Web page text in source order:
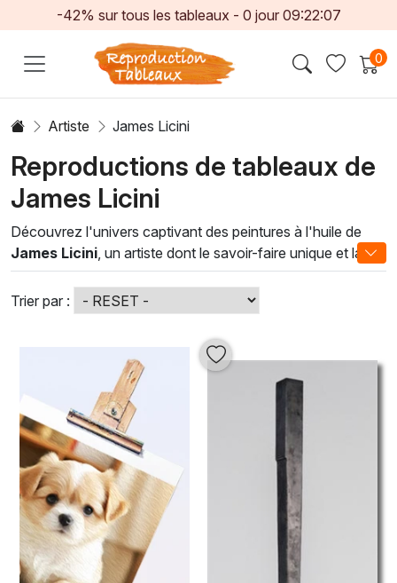
-42% sur tous les tableaux - 0 jour 09:22:07
0
Artiste James Licini
Reproductions de tableaux de
James Licini
Découvrez l'univers captivant des peintures à l'huile de
James Licini , un artiste dont le savoir-faire unique et la
passion pour la couleur s'expriment à travers des œuvres
profondément émouvantes. Chaque toile est le résultat
d'une technique maîtrisée, alliant les nuances riches et les
textures vives pour créer des compositions qui interpellent
et inspirent. Que ce soit par des paysages vibrants, des
portraits poignants ou des abstractions audacieuses, les
créations de Licini sont conçues pour toucher l'âme et
élever l'esprit.
Les œuvres deJames Licini
apportent une atmosphère
artistique exceptionnelle à tout espace, transformant un
mur nu en une galerie d'expression personnelle. Parfaites
pour les intérieurs contemporains comme pour les
ambiances plus classiques, ses peintures invitent à la
contemplation et à la réflexion. Offrez à votre intérieur une
touche d'élégance et d'authenticité avec les œuvres
Trier par :